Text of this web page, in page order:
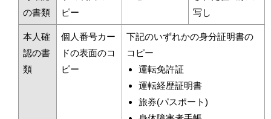
の書類
ピー
写し
本人確
認の書
類
個人番号カー
ドの表面のコ
ピー
下記のいずれかの身分証明書の
コピー
運転免許証
運転経歴証明書
旅券(パスポート)